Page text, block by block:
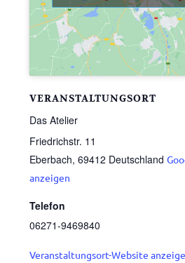
VERANSTALTUNGSORT
Das Atelier
Friedrichstr. 11
Eberbach, 69412 Deutschland
anzeigen
Telefon
06271-9469840
Veranstaltungsort-Website